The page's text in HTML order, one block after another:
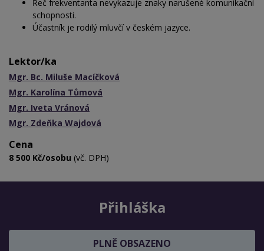
Řeč frekventanta nevykazuje znaky narušené komunikační
schopnosti.
Účastník je rodilý mluvčí v českém jazyce.
Lektor/ka
Mgr. Bc. Miluše Macíčková
Mgr. Karolína Tůmová
Mgr. Iveta Vránová
Mgr. Zdeňka Wajdová
Cena
8 500 Kč/osobu (vč. DPH)
Přihláška
PLNĚ OBSAZENO